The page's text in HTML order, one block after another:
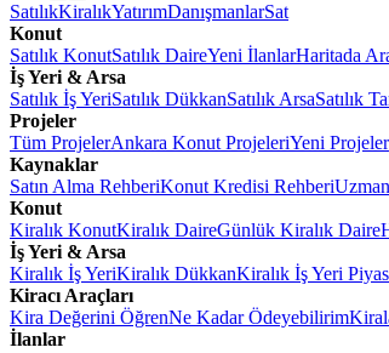
SatılıkKiralıkYatırımDanışmanlarSat
Konut
Satılık KonutSatılık DaireYeni İlanlarHaritada
İş Yeri & Arsa
Satılık İş YeriSatılık DükkanSatılık ArsaSatılık
Projeler
Tüm ProjelerAnkara Konut ProjeleriYeni Projeler
Kaynaklar
Satın Alma RehberiKonut Kredisi Rehberi
Konut
Kiralık KonutKiralık DaireGünlük Kiralık Daire
İş Yeri & Arsa
Kiralık İş YeriKiralık DükkanKiralık İş Yeri
Kiracı Araçları
Kira Değerini ÖğrenNe Kadar Ödeyebilirim
İlanlar